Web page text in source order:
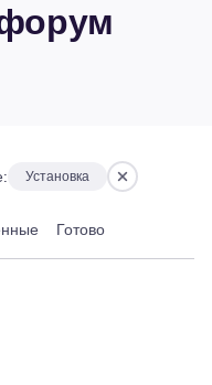
Установка
Готово